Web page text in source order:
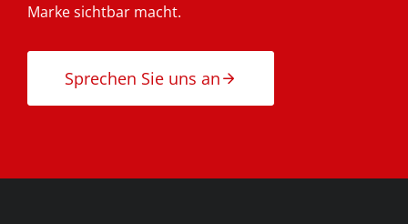
Marke sichtbar macht.
Sprechen Sie uns an